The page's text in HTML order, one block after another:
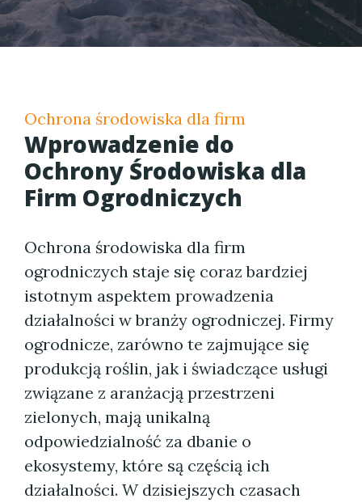
Ochrona środowiska dla firm
Wprowadzenie do
Ochrony Środowiska dla
Firm Ogrodniczych
Ochrona środowiska dla firm
ogrodniczych staje się coraz bardziej
istotnym aspektem prowadzenia
działalności w branży ogrodniczej. Firmy
ogrodnicze, zarówno te zajmujące się
produkcją roślin, jak i świadczące usługi
związane z aranżacją przestrzeni
zielonych, mają unikalną
odpowiedzialność za dbanie o
ekosystemy, które są częścią ich
działalności. W dzisiejszych czasach